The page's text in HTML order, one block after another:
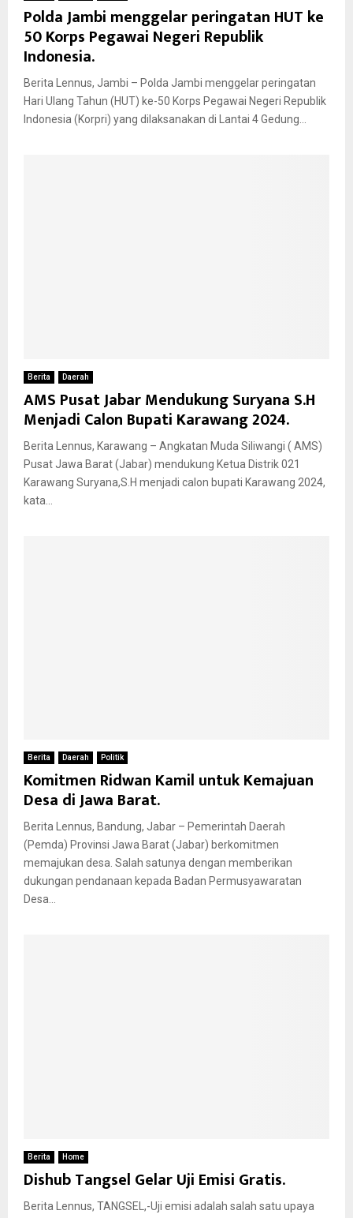
Polda Jambi menggelar peringatan HUT ke
50 Korps Pegawai Negeri Republik
Indonesia.
Berita Lennus, Jambi – Polda Jambi menggelar peringatan
Hari Ulang Tahun (HUT) ke-50 Korps Pegawai Negeri Republik
Indonesia (Korpri) yang dilaksanakan di Lantai 4 Gedung...
Berita Daerah
AMS Pusat Jabar Mendukung Suryana S.H
Menjadi Calon Bupati Karawang 2024.
Berita Lennus, Karawang – Angkatan Muda Siliwangi ( AMS)
Pusat Jawa Barat (Jabar) mendukung Ketua Distrik 021
Karawang Suryana,S.H menjadi calon bupati Karawang 2024,
kata...
Berita Daerah Politik
Komitmen Ridwan Kamil untuk Kemajuan
Desa di Jawa Barat.
Berita Lennus, Bandung, Jabar – Pemerintah Daerah
(Pemda) Provinsi Jawa Barat (Jabar) berkomitmen
memajukan desa. Salah satunya dengan memberikan
dukungan pendanaan kepada Badan Permusyawaratan
Desa...
Berita Home
Dishub Tangsel Gelar Uji Emisi Gratis.
Berita Lennus, TANGSEL,-Uji emisi adalah salah satu upaya